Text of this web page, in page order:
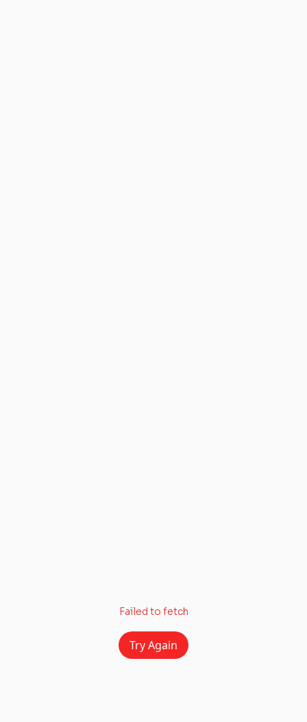
Failed to fetch
Try Again